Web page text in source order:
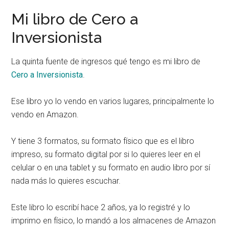
Mi libro de Cero a
Inversionista
La quinta fuente de ingresos qué tengo es mi libro de
Cero a Inversionista
Ese libro yo lo vendo en varios lugares, principalmente lo
vendo en Amazon.
Y tiene 3 formatos, su formato físico que es el libro
impreso, su formato digital por si lo quieres leer en el
celular o en una tablet y su formato en audio libro por sí
nada más lo quieres escuchar.
Este libro lo escribí hace 2 años, ya lo registré y lo
imprimo en físico, lo mandó a los almacenes de Amazon